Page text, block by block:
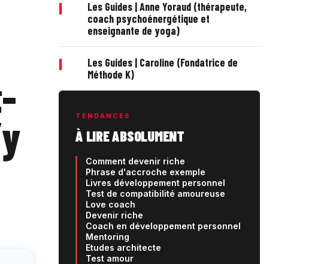
|
Les Guides | Anne Yoraud (thérapeute,
coach psychoénergétique et
enseignante de yoga)
|
Les Guides | Caroline (Fondatrice de
Méthode K)
TENDANCES
À LIRE ABSOLUMENT
Comment devenir riche
Phrase d'accroche exemple
Livres développement personnel
Test de compatibilité amoureuse
Love coach
Devenir riche
Coach en développement personnel
Mentoring
Etudes architecte
Test amour